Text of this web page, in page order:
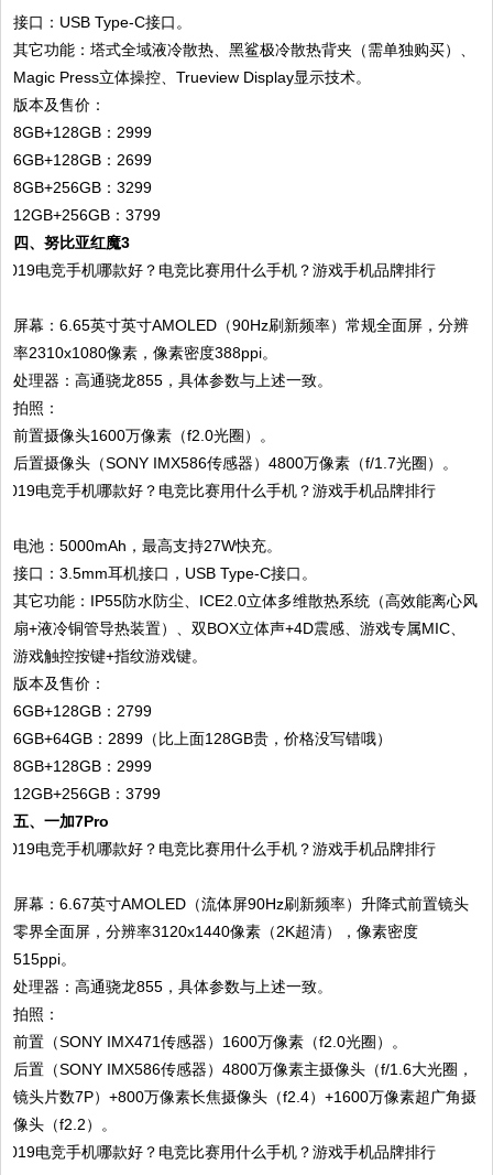
接口：USB Type-C接口。
其它功能：塔式全域液冷散热、黑鲨极冷散热背夹（需单独购买）、
Magic Press立体操控、Trueview Display显示技术。
版本及售价：
8GB+128GB：2999
6GB+128GB：2699
8GB+256GB：3299
12GB+256GB：3799
四、努比亚红魔3
屏幕：6.65英寸英寸AMOLED（90Hz刷新频率）常规全面屏，分辨
率2310x1080像素，像素密度388ppi。
处理器：高通骁龙855，具体参数与上述一致。
拍照：
前置摄像头1600万像素（f2.0光圈）。
后置摄像头（SONY IMX586传感器）4800万像素（f/1.7光圈）。
电池：5000mAh，最高支持27W快充。
接口：3.5mm耳机接口，USB Type-C接口。
其它功能：IP55防水防尘、ICE2.0立体多维散热系统（高效能离心风
扇+液冷铜管导热装置）、双BOX立体声+4D震感、游戏专属MIC、
游戏触控按键+指纹游戏键。
版本及售价：
6GB+128GB：2799
6GB+64GB：2899（比上面128GB贵，价格没写错哦）
8GB+128GB：2999
12GB+256GB：3799
五、一加7Pro
屏幕：6.67英寸AMOLED（流体屏90Hz刷新频率）升降式前置镜头
零界全面屏，分辨率3120x1440像素（2K超清），像素密度
515ppi。
处理器：高通骁龙855，具体参数与上述一致。
拍照：
前置（SONY IMX471传感器）1600万像素（f2.0光圈）。
后置（SONY IMX586传感器）4800万像素主摄像头（f/1.6大光圈，
镜头片数7P）+800万像素长焦摄像头（f2.4）+1600万像素超广角摄
像头（f2.2）。